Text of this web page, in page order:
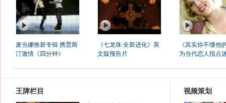
麦当娜推新专辑 携贾斯
汀激情《四分钟》
《七龙珠:全新进化》英
文版预告片
《其实你不懂他
为当代恋人指点
王牌栏目 视频策划